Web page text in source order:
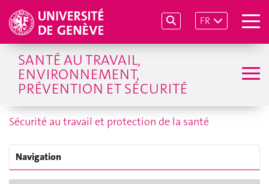
FR
SANTÉ AU TRAVAIL,
ENVIRONNEMENT,
PRÉVENTION ET SÉCURITÉ
Sécurité au travail et protection de la santé
Navigation